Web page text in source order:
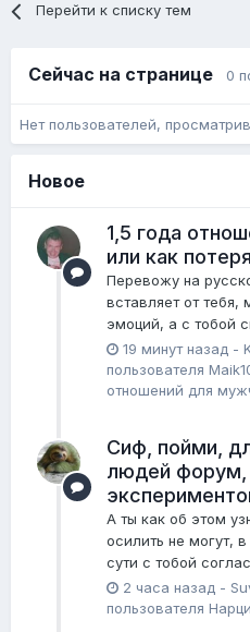
Перейти к списку тем
Сейчас на странице 0
Нет пользователей,
Новое
1,5 года
или как
Перевожу на
вставляет от тебя,
эмоций, а с тобой
19 минут назад -
пользователя
отношений для
Сиф, пойми,
людей форум,
А ты как об этом
осилить не могут,
сути с тобой
2 часа назад -
пользователя